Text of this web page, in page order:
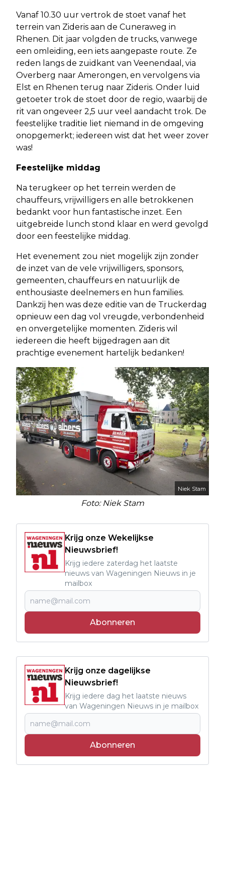
Vanaf 10.30 uur vertrok de stoet vanaf het
terrein van Zideris aan de Cuneraweg in
Rhenen. Dit jaar volgden de trucks, vanwege
een omleiding, een iets aangepaste route. Ze
reden langs de zuidkant van Veenendaal, via
Overberg naar Amerongen, en vervolgens via
Elst en Rhenen terug naar Zideris. Onder luid
getoeter trok de stoet door de regio, waarbij de
rit van ongeveer 2,5 uur veel aandacht trok. De
feestelijke traditie liet niemand in de omgeving
onopgemerkt; iedereen wist dat het weer zover
was!
Feestelijke middag
Na terugkeer op het terrein werden de
chauffeurs, vrijwilligers en alle betrokkenen
bedankt voor hun fantastische inzet. Een
uitgebreide lunch stond klaar en werd gevolgd
door een feestelijke middag.
Het evenement zou niet mogelijk zijn zonder
de inzet van de vele vrijwilligers, sponsors,
gemeenten, chauffeurs en natuurlijk de
enthousiaste deelnemers en hun families.
Dankzij hen was deze editie van de Truckerdag
opnieuw een dag vol vreugde, verbondenheid
en onvergetelijke momenten. Zideris wil
iedereen die heeft bijgedragen aan dit
prachtige evenement hartelijk bedanken!
Niek Stam
Foto: Niek Stam
Krijg onze Wekelijkse
Nieuwsbrief!
Krijg iedere zaterdag het laatste
nieuws van Wageningen Nieuws in je
mailbox
Abonneren
Krijg onze dagelijkse
Nieuwsbrief!
Krijg iedere dag het laatste nieuws
van Wageningen Nieuws in je mailbox
Abonneren